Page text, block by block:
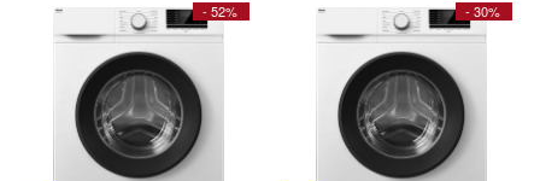
- 52% - 30%